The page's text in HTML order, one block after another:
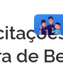
de